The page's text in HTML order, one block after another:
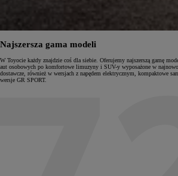
Najszersza gama modeli
W Toyocie każdy znajdzie coś dla siebie. Oferujemy najszerszą gamę
aut osobowych po komfortowe limuzyny i SUV-y wyposażone w
dostawcze, również w wersjach z napędem elektrycznym, kompaktowe
wersje GR SPORT.